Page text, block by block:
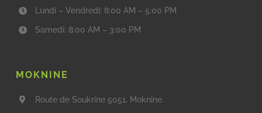
Lundi – Vendredi: 8:00 AM – 5:00 PM
Samedi: 8:00 AM – 3:00 PM
MOKNINE
Route de Soukrine 5051, Moknine.